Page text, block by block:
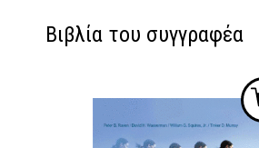
Βιβλία του συγγραφέα